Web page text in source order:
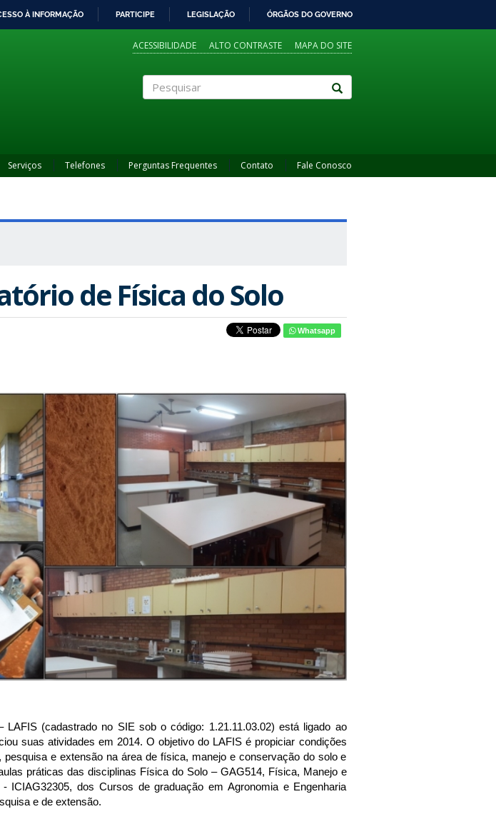
À INFORMAÇÃO PARTICIPE LEGISLAÇÃO ÓRGÃOS DO GOVERNO
ACESSIBILIDADE ALTO CONTRASTE MAPA DO SITE
Serviços Telefones Perguntas Frequentes Contato Fale Conosco
de Física do Solo
Whatsapp
(cadastrado no SIE sob o código: 1.21.11.03.02) está ligado ao
suas atividades em 2014. O objetivo do LAFIS é propiciar condições
pesquisa e extensão na área de física, manejo e conservação do solo e
práticas das disciplinas Física do Solo – GAG514, Física, Manejo e
ICIAG32305, dos Cursos de graduação em Agronomia e Engenharia
e de extensão.